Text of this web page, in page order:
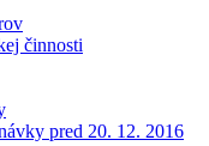
činnosti
pred 20. 12. 2016